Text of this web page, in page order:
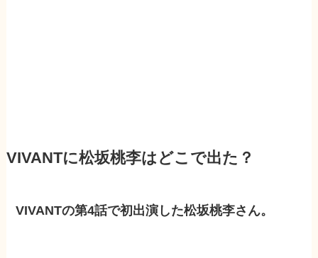
VIVANTに松坂桃李はどこで出た？
VIVANTの第4話で初出演した松坂桃李さん。